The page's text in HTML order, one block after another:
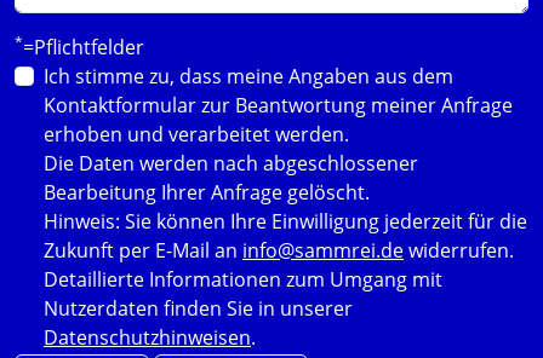
*=Pflichtfelder
Ich stimme zu, dass meine Angaben aus dem
Kontaktformular zur Beantwortung meiner Anfrage
erhoben und verarbeitet werden.
Die Daten werden nach abgeschlossener
Bearbeitung Ihrer Anfrage gelöscht.
Hinweis: Sie können Ihre Einwilligung jederzeit für die
Zukunft per E-Mail an info@sammrei.dewiderrufen.
Detaillierte Informationen zum Umgang mit
Nutzerdaten finden Sie in unserer
Datenschutzhinweisen.